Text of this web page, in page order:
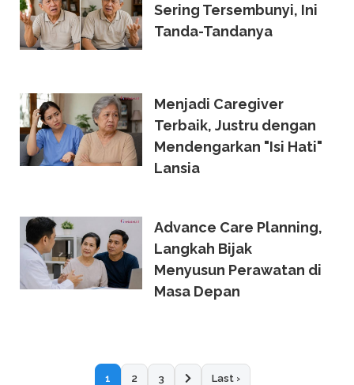
Sering Tersembunyi, Ini
Tanda-Tandanya
Menjadi Caregiver
Terbaik, Justru dengan
Mendengarkan "Isi Hati"
Lansia
Advance Care Planning,
Langkah Bijak
Menyusun Perawatan di
Masa Depan
1 2 3 Last ›